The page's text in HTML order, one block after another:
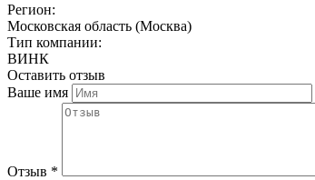
Регион:
Московская область (Москва)
Тип компании:
ВИНК
Оставить отзыв
Ваше имя
Отзыв *